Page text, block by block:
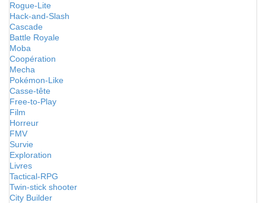
Rogue-Lite
Hack-and-Slash
Cascade
Battle Royale
Moba
Coopération
Mecha
Pokémon-Like
Casse-tête
Free-to-Play
Film
Horreur
FMV
Survie
Exploration
Livres
Tactical-RPG
Twin-stick shooter
City Builder